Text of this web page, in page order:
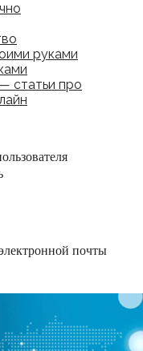
руками
статьи про
почты